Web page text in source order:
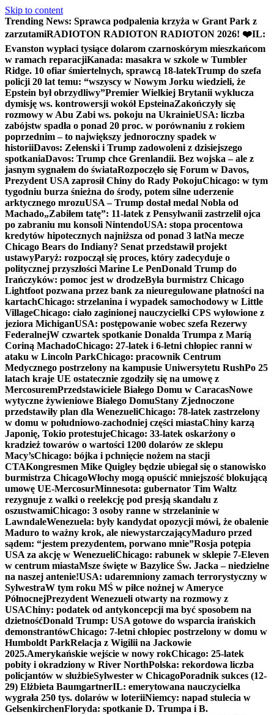
Skip to content
Trending News: Sprawca podpalenia krzyża w Grant Park z
zarzutamiRADIOTON RADIOTON RADIOTON 2026! ❤️IL:
Evanston wypłaci tysiące dolarom czarnoskórym mieszkańcom
w ramach reparacjiKanada: masakra w szkole w Tumbler
Ridge. 10 ofiar śmiertelnych, sprawcą 18-latekTrump do szefa
policji 20 lat temu: “wszyscy w Nowym Jorku wiedzieli, że
Epstein był obrzydliwy”Premier Wielkiej Brytanii wyklucza
dymisję ws. kontrowersji wokół EpsteinaZakończyły się
rozmowy w Abu Zabi ws. pokoju na UkrainieUSA: liczba
zabójstw spadła o ponad 20 proc. w porównaniu z rokiem
poprzednim – to największy jednoroczny spadek w
historiiDavos: Zełenski i Trump zadowoleni z dzisiejszego
spotkaniaDavos: Trump chce Grenlandii. Bez wojska – ale z
jasnym sygnałem do świataRozpoczęło się Forum w Davos,
Prezydent USA zaprosił Chiny do Rady PokojuChicago: w tym
tygodniu burza śnieżna do środy, potem silne uderzenie
arktycznego mrozuUSA – Trump dostał medal Nobla od
Machado„Zabiłem tatę”: 11-latek z Pensylwanii zastrzelił ojca
po zabraniu mu konsoli NintendoUSA: stopa procentowa
kredytów hipotecznych najniższa od ponad 3 latNa mecze
Chicago Bears do Indiany? Senat przedstawił projekt
ustawyParyż: rozpoczął się proces, który zadecyduje o
politycznej przyszłości Marine Le PenDonald Trump do
Irańczyków: pomoc jest w drodzeByła burmistrz Chicago
Lightfoot pozwana przez bank za nieuregulowane płatności na
kartachChicago: strzelanina i wypadek samochodowy w Little
VillageChicago: ciało zaginionej nauczycielki CPS wyłowione z
jeziora MichiganUSA: postępowanie wobec szefa Rezerwy
FederalnejW czwartek spotkanie Donalda Trumpa z Maríą
Coriną MachadoChicago: 27-latek i 6-letni chłopiec ranni w
ataku w Lincoln ParkChicago: pracownik Centrum
Medycznego postrzelony na kampusie Uniwersytetu RushPo 25
latach kraje UE ostatecznie zgodziły się na umowę z
MercosuremPrzedstawiciele Białego Domu w CaracasNowe
wytyczne żywieniowe Białego DomuStany Zjednoczone
przedstawiły plan dla WenezueliChicago: 78-latek zastrzelony
w domu w południowo-zachodniej części miastaChiny karzą
Japonię, Tokio protestujeChicago: 33-latek oskarżony o
kradzież towarów o wartości 1200 dolarów ze sklepu
Macy’sChicago: bójka i pchnięcie nożem na stacji
CTAKongresmen Mike Quigley będzie ubiegał się o stanowisko
burmistrza ChicagoWłochy mogą opuścić mniejszość blokującą
umowę UE-MercosurMinnesota: gubernator Tim Waltz
rezygnuje z walki o reelekcję pod presją skandalu z
oszustwamiChicago: 3 osoby ranne w strzelaninie w
LawndaleWenezuela: były kandydat opozycji mówi, że obalenie
Maduro to ważny krok, ale niewystarczającyMaduro przed
sądem: “jestem prezydentem, porwano mnie”Rosja potępia
USA za akcję w WenezueliChicago: rabunek w sklepie 7-Eleven
w centrum miastaMsze święte w Bazylice Św. Jacka – niedzielne
na naszej antenie!USA: udaremniony zamach terrorystyczny w
SylwestraW tym roku MŚ w piłce nożnej w Ameryce
PółnocnejPrezydent Wenezueli otwarty na rozmowy z
USAChiny: podatek od antykoncepcji ma być sposobem na
dzietnośćDonald Trump: USA gotowe do wsparcia irańskich
demonstrantówChicago: 7-letni chłopiec postrzelony w domu w
Humboldt ParkRelacja z Wigilii na Jackowie
2025.Amerykańskie wejście w nowy rokChicago: 25-latek
pobity i okradziony w River NorthPolska: rekordowa liczba
policjantów w służbieSylwester w ChicagoPoradnik sukces (12-
29) Elżbieta BaumgartnerIL: emerytowana nauczycielka
wygrała 250 tys. dolarów w loteriiNiemcy: napad stulecia w
GelsenkirchenFloryda: spotkanie D. Trumpa i B.